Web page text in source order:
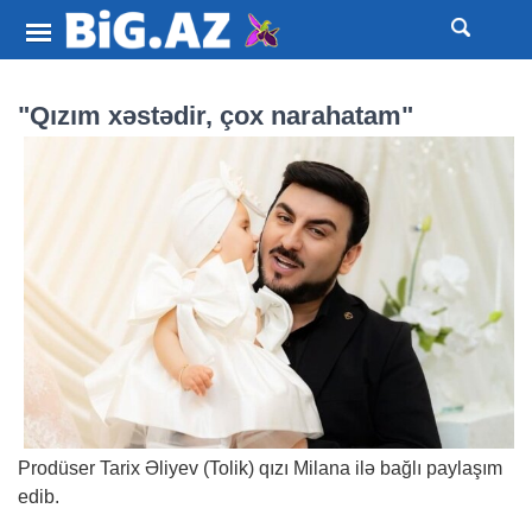
"Qızım xəstədir, çox narahatam"
Prodüser Tarix Əliyev (Tolik) qızı Milana ilə bağlı paylaşım
edib.